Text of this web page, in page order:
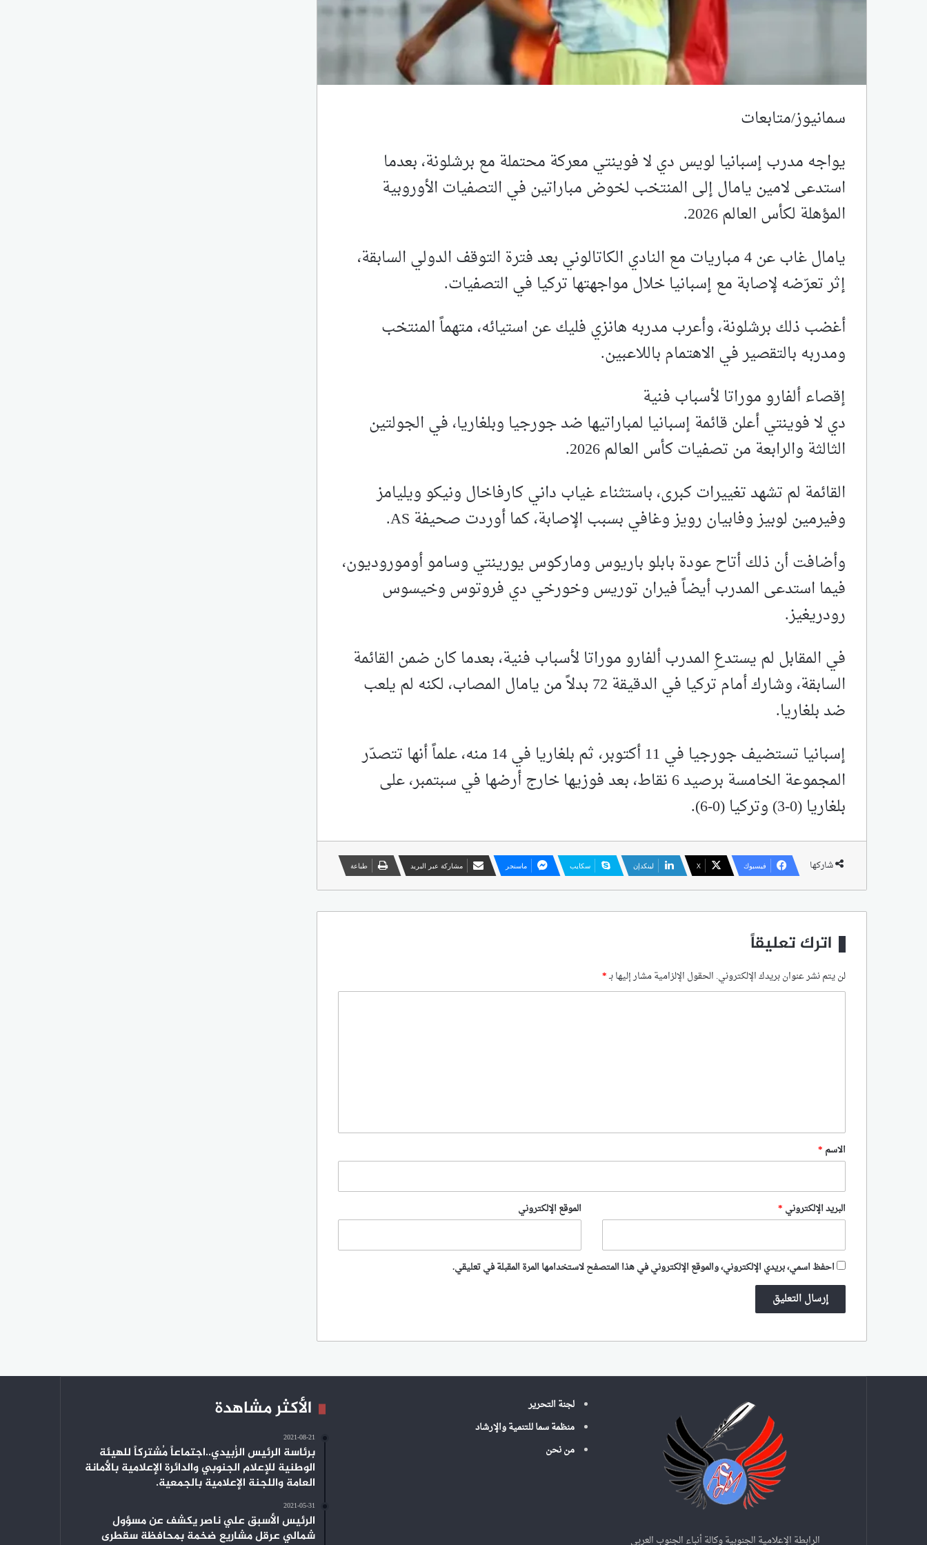
سمانيوز/متابعات
يواجه مدرب إسبانيا لويس دي لا فوينتي معركة محتملة مع برشلونة، بعدما
استدعى لامين يامال إلى المنتخب لخوض مباراتين في التصفيات الأوروبية
المؤهلة لكأس العالم 2026.
يامال غاب عن 4 مباريات مع النادي الكاتالوني بعد فترة التوقف الدولي السابقة،
إثر تعرّضه لإصابة مع إسبانيا خلال مواجهتها تركيا في التصفيات.
أغضب ذلك برشلونة، وأعرب مدربه هانزي فليك عن استيائه، متهماً المنتخب
ومدربه بالتقصير في الاهتمام باللاعبين.
إقصاء ألفارو موراتا لأسباب فنية
دي لا فوينتي أعلن قائمة إسبانيا لمباراتيها ضد جورجيا وبلغاريا، في الجولتين
الثالثة والرابعة من تصفيات كأس العالم 2026.
القائمة لم تشهد تغييرات كبرى، باستثناء غياب داني كارفاخال ونيكو ويليامز
وفيرمين لوبيز وفابيان رويز وغافي بسبب الإصابة، كما أوردت صحيفة AS.
وأضافت أن ذلك أتاح عودة بابلو باريوس وماركوس يورينتي وسامو أوموروديون،
فيما استدعى المدرب أيضاً فيران توريس وخورخي دي فروتوس وخيسوس
رودريغيز.
في المقابل لم يستدعِ المدرب ألفارو موراتا لأسباب فنية، بعدما كان ضمن القائمة
السابقة، وشارك أمام تركيا في الدقيقة 72 بدلاً من يامال المصاب، لكنه لم يلعب
ضد بلغاريا.
إسبانيا تستضيف جورجيا في 11 أكتوبر، ثم بلغاريا في 14 منه، علماً أنها تتصدّر
المجموعة الخامسة برصيد 6 نقاط، بعد فوزيها خارج أرضها في سبتمبر، على
بلغاريا (0-3) وتركيا (0-6).
شاركها فيسبوك ‫X لينكدإن سكايب ماسنجر مشاركة عبر البريد طباعة
اترك تعليقاً
لن يتم نشر عنوان بريدك الإلكتروني. الحقول الإلزامية مشار إليها بـ*
*
الاسم *
البريد الإلكتروني * الموقع الإلكتروني
احفظ اسمي، بريدي الإلكتروني، والموقع الإلكتروني في هذا المتصفح لاستخدامها المرة المقبلة في تعليقي.
الرابطة الإعلامية الجنوبية وكالة أنباء الجنوب العربي
لجنة التحرير
منظمة سما للتنمية والإرشاد
من نحن
الأكثر مشاهدة
2021-08-21
برئاسة الرئيس الزُبيدي..اجتماعاً مُشتركاً للهيئة
الوطنية للإعلام الجنوبي والدائرة الإعلامية بالأمانة
العامة واللجنة الإعلامية بالجمعية.
2021-05-31
الرئيس الأسبق علي ناصر يكشف عن مسؤول
شمالي عرقل مشاريع ضخمة بمحافظة سقطرى